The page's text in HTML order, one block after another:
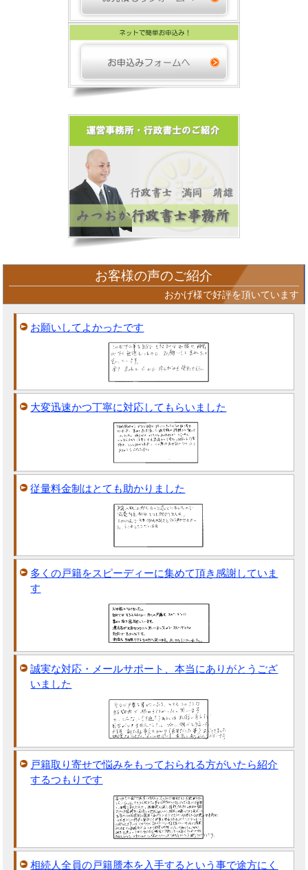
お客様の声のご紹介
おかげ様で好評を頂いています
お願いしてよかったです
大変迅速かつ丁寧に対応してもらいました
従量料金制はとても助かりました
多くの戸籍をスピーディーに集めて頂き感謝していま
す
誠実な対応・メールサポート、本当にありがとうござ
いました
戸籍取り寄せで悩みをもっておられる方がいたら紹介
するつもりです
相続人全員の戸籍謄本を入手するという事で途方にく